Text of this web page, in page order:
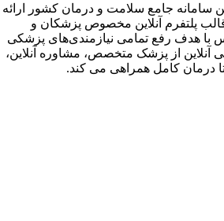
سامانه جامع سلامت و درمان کشور ارائه
پلتفرم آنلاین مخصوص پزشکان و
با هدف رفع تمامی نیازمندی‌های پزشکی
آنلاین از پزشک متخصص، مشاوره آنلاین،
درمان کامل همراهی می کند.